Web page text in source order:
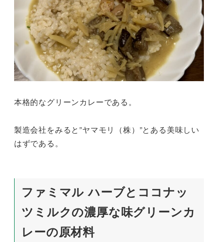
本格的なグリーンカレーである。
製造会社をみると”ヤマモリ（株）”とある美味しい
はずである。
ファミマル ハーブとココナッ
ツミルクの濃厚な味グリーンカ
レーの原材料